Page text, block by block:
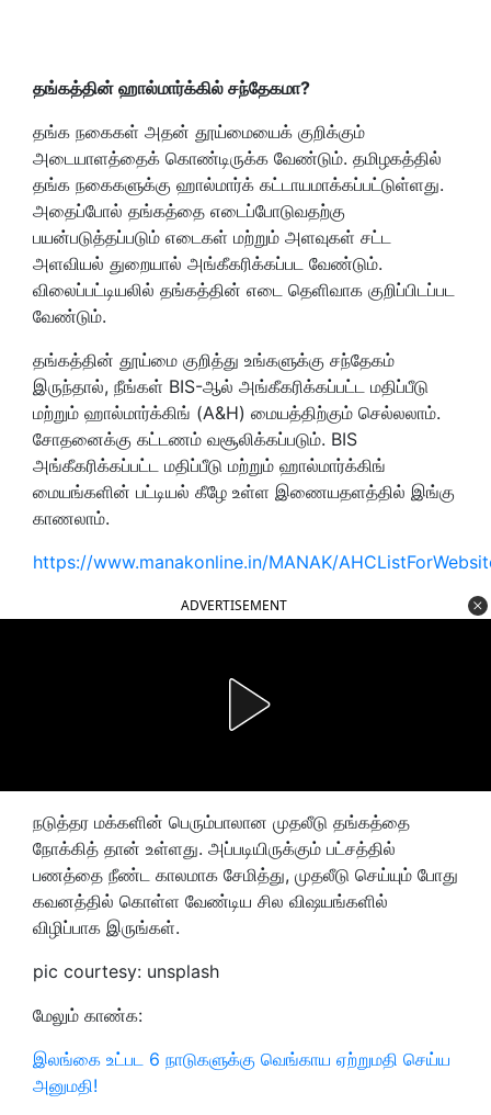
தங்கத்தின் ஹால்மார்க்கில் சந்தேகமா?
தங்க நகைகள் அதன் தூய்மையைக் குறிக்கும்
அடையாளத்தைக் கொண்டிருக்க வேண்டும். தமிழகத்தில்
தங்க நகைகளுக்கு ஹால்மார்க் கட்டாயமாக்கப்பட்டுள்ளது.
அதைப்போல் தங்கத்தை எடைப்போடுவதற்கு
பயன்படுத்தப்படும் எடைகள் மற்றும் அளவுகள் சட்ட
அளவியல் துறையால் அங்கீகரிக்கப்பட வேண்டும்.
விலைப்பட்டியலில் தங்கத்தின் எடை தெளிவாக குறிப்பிடப்பட
வேண்டும்.
தங்கத்தின் தூய்மை குறித்து உங்களுக்கு சந்தேகம்
இருந்தால், நீங்கள் BIS-ஆல் அங்கீகரிக்கப்பட்ட மதிப்பீடு
மற்றும் ஹால்மார்க்கிங் (A&H) மையத்திற்கும் செல்லலாம்.
சோதனைக்கு கட்டணம் வசூலிக்கப்படும். BIS
அங்கீகரிக்கப்பட்ட மதிப்பீடு மற்றும் ஹால்மார்க்கிங்
மையங்களின் பட்டியல் கீழே உள்ள இணையதளத்தில் இங்கு
காணலாம்.
https://www.manakonline.in/MANAK/
ADVERTISEMENT
நடுத்தர மக்களின் பெரும்பாலான முதலீடு தங்கத்தை
நோக்கித் தான் உள்ளது. அப்படியிருக்கும் பட்சத்தில்
பணத்தை நீண்ட காலமாக சேமித்து, முதலீடு செய்யும் போது
கவனத்தில் கொள்ள வேண்டிய சில விஷயங்களில்
விழிப்பாக இருங்கள்.
pic courtesy: unsplash
மேலும் காண்க:
இலங்கை உட்பட 6 நாடுகளுக்கு வெங்காய ஏற்றுமதி செய்ய
அனுமதி!